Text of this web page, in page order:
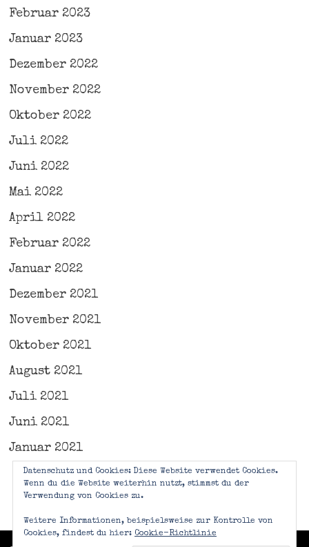
Februar 2023
Januar 2023
Dezember 2022
November 2022
Oktober 2022
Juli 2022
Juni 2022
Mai 2022
April 2022
Februar 2022
Januar 2022
Dezember 2021
November 2021
Oktober 2021
August 2021
Juli 2021
Juni 2021
Januar 2021
Datenschutz und Cookies: Diese Website verwendet Cookies.
Wenn du die Website weiterhin nutzt, stimmst du der
Verwendung von Cookies zu.
Weitere Informationen, beispielsweise zur Kontrolle von
Cookies, findest du hier: Cookie-Richtlinie